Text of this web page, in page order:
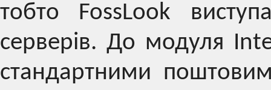
тобто FossLook
серверів. До модуля
стандартними